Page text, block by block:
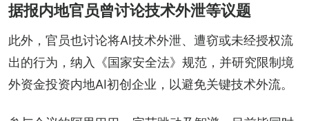
据报内地官员曾讨论技术外泄等议题
此外，官员也讨论将AI技术外泄、遭窃或未经授权流
出的行为，纳入《国家安全法》规范，并研究限制境
外资金投资内地AI初创企业，以避免关键技术外流。